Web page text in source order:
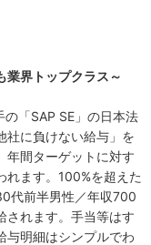
業界トップクラス～
「SAP SE」の日本法
社に負けない給与」を
年間ターゲットに対す
れます。100%を超えた
代前半男性／年収700
されます。手当等はす
与明細はシンプルでわ